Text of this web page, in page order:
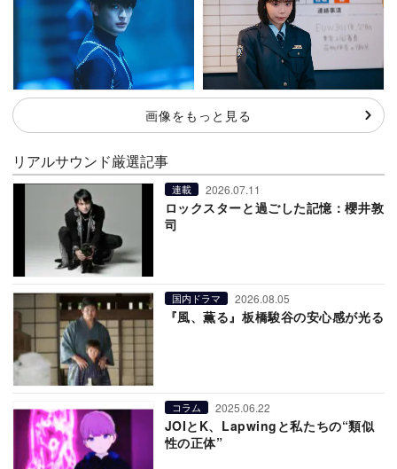
画像をもっと見る
リアルサウンド厳選記事
連載 2026.07.11
ロックスターと過ごした記憶：櫻井敦
司
国内ドラマ 2026.08.05
『風、薫る』板橋駿谷の安心感が光る
コラム 2025.06.22
JOIとK、Lapwingと私たちの“類似
性の正体”